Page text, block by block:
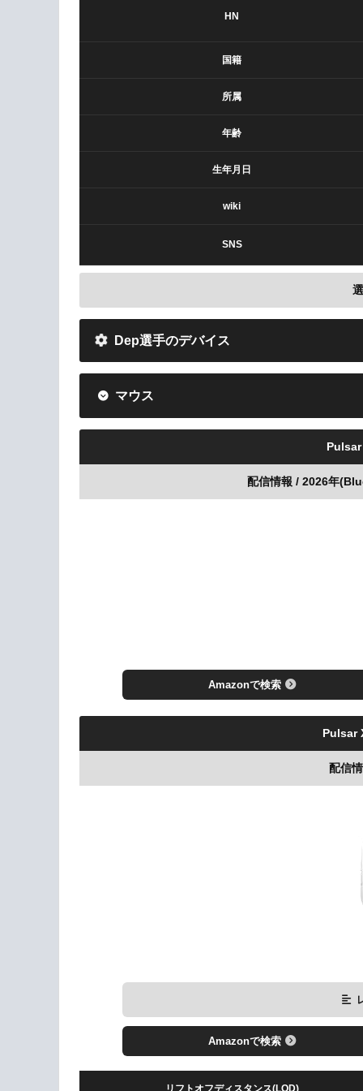
HN
国籍
所属
年齢
生年月日
wiki
SNS
Dep選手のデバイス
マウス
配信情報 / 2026年
Amazonで検索
Pulsar
配信
Amazonで検索
リフトオフディスタンス(LOD)